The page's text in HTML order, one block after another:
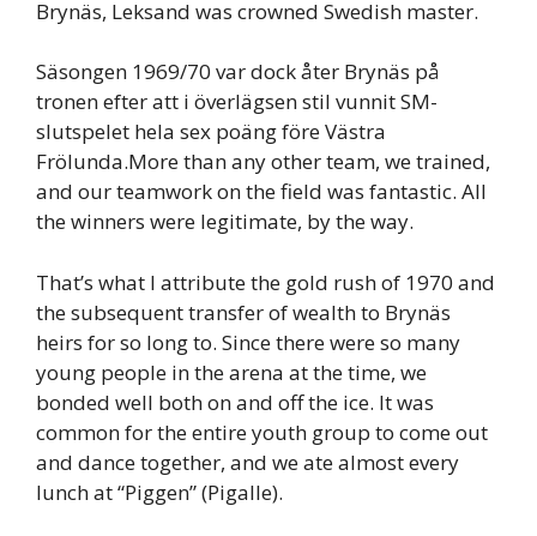
Brynäs, Leksand was crowned Swedish master.
Säsongen 1969/70 var dock åter Brynäs på
tronen efter att i överlägsen stil vunnit SM-
slutspelet hela sex poäng före Västra
Frölunda.More than any other team, we trained,
and our teamwork on the field was fantastic. All
the winners were legitimate, by the way.
That’s what I attribute the gold rush of 1970 and
the subsequent transfer of wealth to Brynäs
heirs for so long to. Since there were so many
young people in the arena at the time, we
bonded well both on and off the ice. It was
common for the entire youth group to come out
and dance together, and we ate almost every
lunch at “Piggen” (Pigalle).